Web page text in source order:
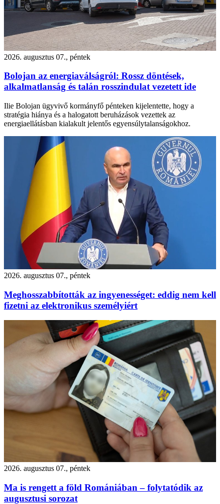
2026. augusztus 07., péntek
Bolojan az energiaválságról: Rossz döntések,
alkalmatlanság és talán rosszindulat vezetett ide
Ilie Bolojan ügyvivő kormányfő pénteken kijelentette, hogy a
stratégia hiánya és a halogatott beruházások vezettek az
energiaellátásban kialakult jelentős egyensúlytalanságokhoz.
2026. augusztus 07., péntek
Meghosszabbították az ingyenességet: eddig nem kell
fizetni az elektronikus személyiért
2026. augusztus 07., péntek
Ma is rengett a föld Romániában – folytatódik az
augusztusi sorozat